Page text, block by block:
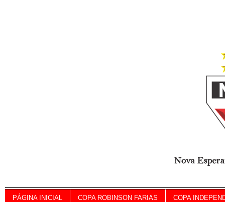
PÁGINA INICIAL COPA ROBINSON FARIAS COPA